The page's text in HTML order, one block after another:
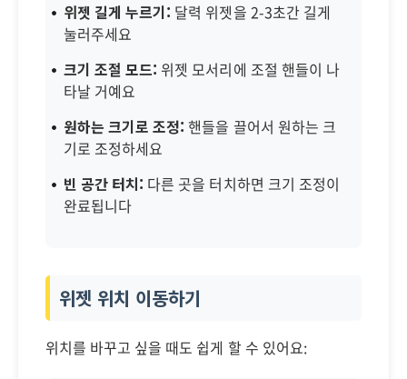
위젯 길게 누르기: 달력 위젯을 2-3초간 길게
눌러주세요
크기 조절 모드: 위젯 모서리에 조절 핸들이 나
타날 거예요
원하는 크기로 조정: 핸들을 끌어서 원하는 크
기로 조정하세요
빈 공간 터치: 다른 곳을 터치하면 크기 조정이
완료됩니다
위젯 위치 이동하기
위치를 바꾸고 싶을 때도 쉽게 할 수 있어요: